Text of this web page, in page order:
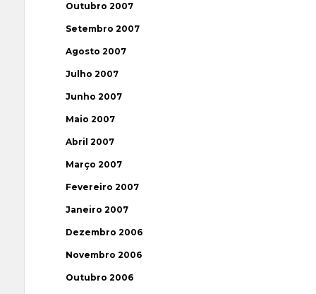
Outubro 2007
Setembro 2007
Agosto 2007
Julho 2007
Junho 2007
Maio 2007
Abril 2007
Março 2007
Fevereiro 2007
Janeiro 2007
Dezembro 2006
Novembro 2006
Outubro 2006